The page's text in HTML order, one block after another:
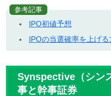
参考記事
IPO初値予想
IPOの当選確率を上げる
Synspective（シン
事と幹事証券